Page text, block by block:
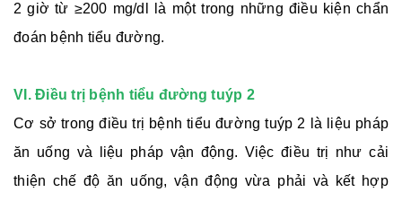
2 giờ từ ≥200 mg/dl là một trong những điều kiện chẩn
đoán bệnh tiểu đường.
VI. Điều trị bệnh tiểu đường tuýp 2
Cơ sở trong điều trị bệnh tiểu đường tuýp 2 là liệu pháp
ăn uống và liệu pháp vận động. Việc điều trị như cải
thiện chế độ ăn uống, vận động vừa phải và kết hợp